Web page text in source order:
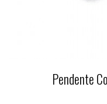
Pendente